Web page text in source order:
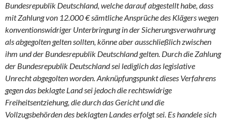
Bundesrepublik Deutschland, welche darauf abgestellt habe, dass
mit Zahlung von 12.000 € sämtliche Ansprüche des Klägers wegen
konventionswidriger Unterbringung in der Sicherungsverwahrung
als abgegolten gelten sollten, könne aber ausschließlich zwischen
ihm und der Bundesrepublik Deutschland gelten. Durch die Zahlung
der Bundesrepublik Deutschland sei lediglich das legislative
Unrecht abgegolten worden. Anknüpfungspunkt dieses Verfahrens
gegen das beklagte Land sei jedoch die rechtswidrige
Freiheitsentziehung, die durch das Gericht und die
Vollzugsbehörden des beklagten Landes erfolgt sei. Es handele sich